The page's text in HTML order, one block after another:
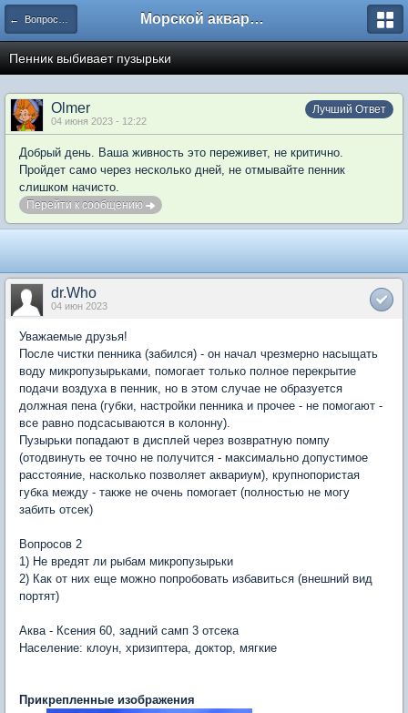
← Вопросы новичков Морской аквариум. Форумы ReefCentral.ru
Пенник выбивает пузырьки
Лучший Ответ
Olmer
04 июня 2023 - 12:22
Добрый день. Ваша живность это переживет, не критично.
Пройдет само через несколько дней, не отмывайте пенник
слишком начисто.
Перейти к сообщению
dr.Who
04 июн 2023
Уважаемые друзья!
После чистки пенника (забился) - он начал чрезмерно насыщать
воду микропузырьками, помогает только полное перекрытие
подачи воздуха в пенник, но в этом случае не образуется
должная пена (губки, настройки пенника и прочее - не помогают -
все равно подсасываются в колонну).
Пузырьки попадают в дисплей через возвратную помпу
(отодвинуть ее точно не получится - максимально допустимое
расстояние, насколько позволяет аквариум), крупнопористая
губка между - также не очень помогает (полностью не могу
забить отсек)
Вопросов 2
1) Не вредят ли рыбам микропузырьки
2) Как от них еще можно попробовать избавиться (внешний вид
портят)
Аква - Ксения 60, задний самп 3 отсека
Население: клоун, хризиптера, доктор, мягкие
Прикрепленные изображения